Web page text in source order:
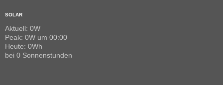
SOLAR
Aktuell: 0W
Peak: 0W um 00:00
Heute: 0Wh
bei 0 Sonnenstunden